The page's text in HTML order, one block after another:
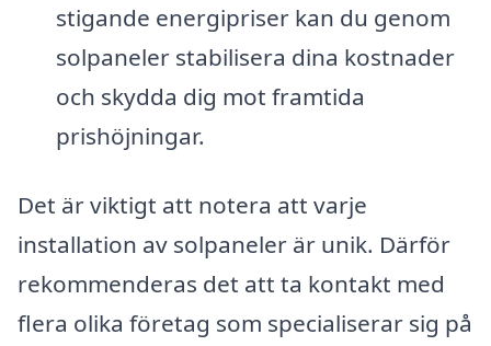
stigande energipriser kan du genom
solpaneler stabilisera dina kostnader
och skydda dig mot framtida
prishöjningar.
Det är viktigt att notera att varje
installation av solpaneler är unik. Därför
rekommenderas det att ta kontakt med
flera olika företag som specialiserar sig på